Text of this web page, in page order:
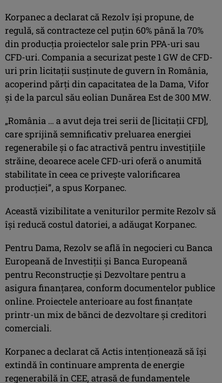
Korpanec a declarat că Rezolv își propune, de
regulă, să contracteze cel puțin 60% până la 70%
din producția proiectelor sale prin PPA-uri sau
CFD-uri. Compania a securizat peste 1 GW de CFD-
uri prin licitații susținute de guvern în România,
acoperind părți din capacitatea de la Dama, Vifor
și de la parcul său eolian Dunărea Est de 300 MW.
„România … a avut deja trei serii de [licitații CFD],
care sprijină semnificativ preluarea energiei
regenerabile și o fac atractivă pentru investițiile
străine, deoarece acele CFD-uri oferă o anumită
stabilitate în ceea ce privește valorificarea
producției”, a spus Korpanec.
Această vizibilitate a veniturilor permite Rezolv să
își reducă costul datoriei, a adăugat Korpanec.
Pentru Dama, Rezolv se află în negocieri cu Banca
Europeană de Investiții și Banca Europeană
pentru Reconstrucție și Dezvoltare pentru a
asigura finanțarea, conform documentelor publice
online. Proiectele anterioare au fost finanțate
printr-un mix de bănci de dezvoltare și creditori
comerciali.
Korpanec a declarat că Actis intenționează să își
extindă în continuare amprenta de energie
regenerabilă în CEE, atrasă de fundamentele